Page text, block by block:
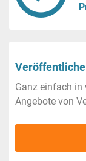
Ganz einfach in
Angebote von